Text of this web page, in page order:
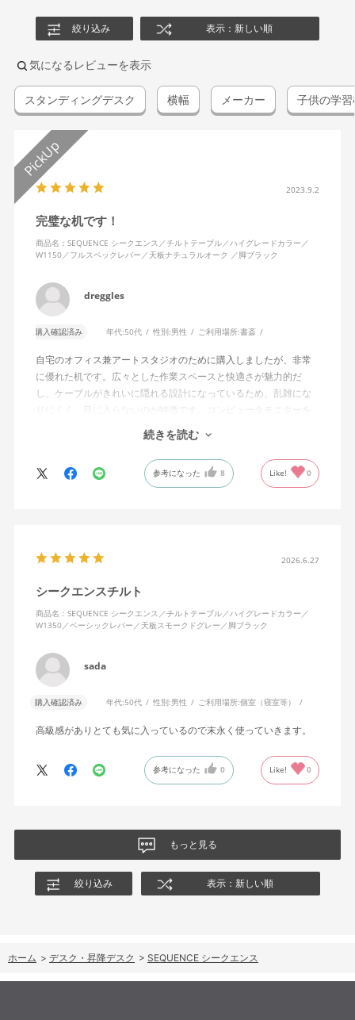
絞り込み 表示：新しい順
気になるレビューを表示
スタンディングデスク 横幅 メーカー 子供の学
2023.9.2
完璧な机です！
商品名：SEQUENCE シークエンス／チルトテーブル／ハイグレードカラー／
W1150／フルスペックレバー／天板ナチュラルオーク ／脚ブラック
dreggles
購入確認済み 年代:50代 性別:男性 ご利用場所:書斎
自宅のオフィス兼アートスタジオのために購入しましたが、非常
に優れた机です。広々とした作業スペースと快適さが魅力的だ
し、ケーブルがきれいに隠れる設計になっているため、乱雑にな
りにくく、目に入らないのが特徴です。コンピュータモニターを
置くスペースの高さも完璧で、長時間の作業でも疲れにくいで
昇降機能のおかげで、座っても立っても作業が可能で、その柔軟
続きを読む
参考になった 8 Like! 0
2026.6.27
シークエンスチルト
商品名：SEQUENCE シークエンス／チルトテーブル／ハイグレードカラー／
W1350／ベーシックレバー／天板スモークドグレー／脚ブラック
sada
購入確認済み 年代:50代 性別:男性 ご利用場所:個室（寝室等）
高級感がありとても気に入っているので末永く使っていきます。
参考になった 0 Like! 0
もっと見る
絞り込み 表示：新しい順
ホーム > デスク・昇降デスク > SEQUENCE シークエンス